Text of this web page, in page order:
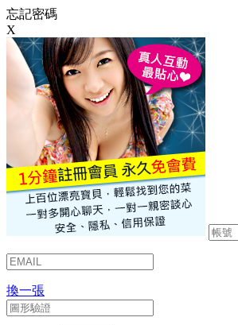
忘記密碼
X
換一張